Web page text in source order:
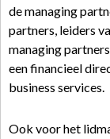
de managing
partners, leiders
managing
een financieel
business services.
Ook voor het